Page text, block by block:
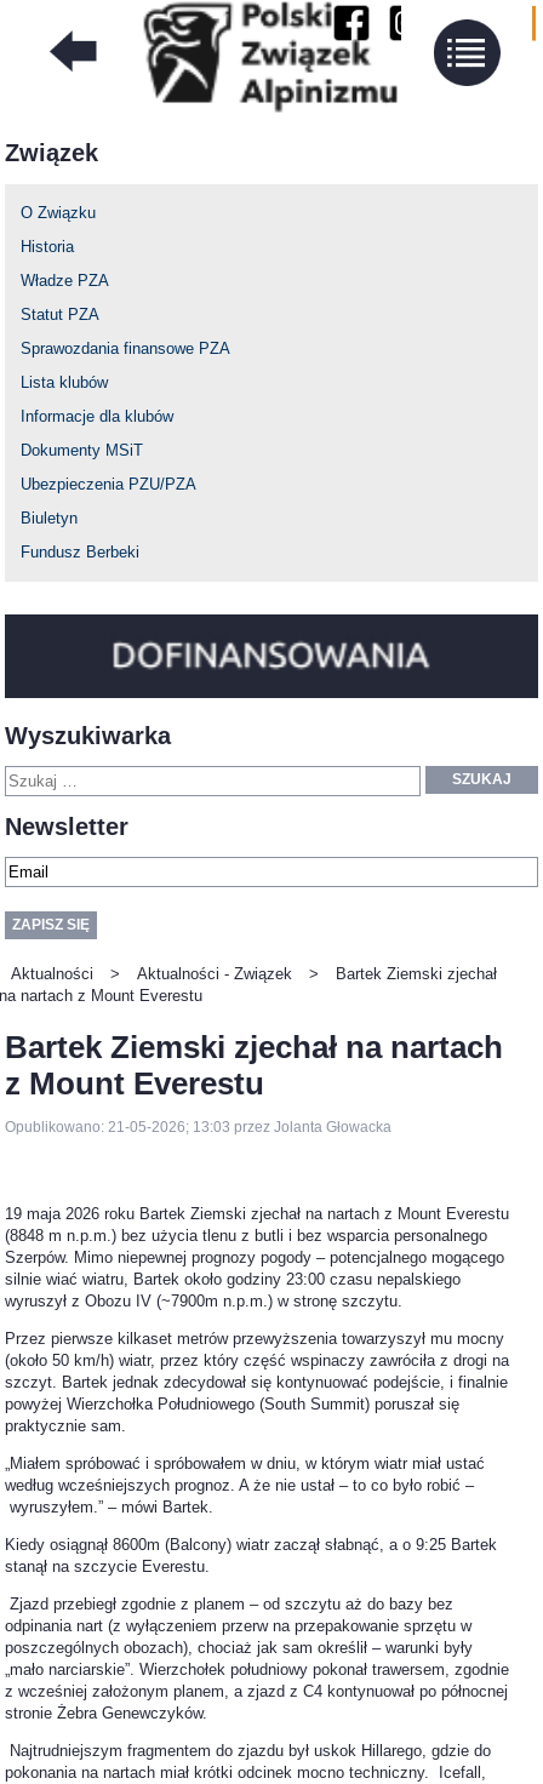
Związek
O Związku
Historia
Władze PZA
Statut PZA
Sprawozdania finansowe PZA
Lista klubów
Informacje dla klubów
Dokumenty MSiT
Ubezpieczenia PZU/PZA
Biuletyn
Fundusz Berbeki
Wyszukiwarka
SZUKAJ
Newsletter
Aktualności > Aktualności - Związek >
Bartek Ziemski zjechał
na nartach z Mount Everestu
Bartek Ziemski zjechał na nartach
z Mount Everestu
Opublikowano: 21-05-2026; 13:03 przez Jolanta Głowacka
19 maja 2026 roku Bartek Ziemski zjechał na nartach z Mount Everestu
(8848 m n.p.m.) bez użycia tlenu z butli i bez wsparcia personalnego
Szerpów. Mimo niepewnej prognozy pogody – potencjalnego mogącego
silnie wiać wiatru, Bartek około godziny 23:00 czasu nepalskiego
wyruszył z Obozu IV (~7900m n.p.m.) w stronę szczytu.
Przez pierwsze kilkaset metrów przewyższenia towarzyszył mu mocny
(około 50 km/h) wiatr, przez który część wspinaczy zawróciła z drogi na
szczyt. Bartek jednak zdecydował się kontynuować podejście, i finalnie
powyżej Wierzchołka Południowego (South Summit) poruszał się
praktycznie sam.
„Miałem spróbować i spróbowałem w dniu, w którym wiatr miał ustać
według wcześniejszych prognoz. A że nie ustał – to co było robić –
wyruszyłem.” – mówi Bartek.
Kiedy osiągnął 8600m (Balcony) wiatr zaczął słabnąć, a o 9:25 Bartek
stanął na szczycie Everestu.
Zjazd przebiegł zgodnie z planem – od szczytu aż do bazy bez
odpinania nart (z wyłączeniem przerw na przepakowanie sprzętu w
poszczególnych obozach), chociaż jak sam określił – warunki były
„mało narciarskie”. Wierzchołek południowy pokonał trawersem, zgodnie
z wcześniej założonym planem, a zjazd z C4 kontynuował po północnej
stronie Żebra Genewczyków.
Najtrudniejszym fragmentem do zjazdu był uskok Hillarego, gdzie do
pokonania na nartach miał krótki odcinek mocno techniczny. Icefall,